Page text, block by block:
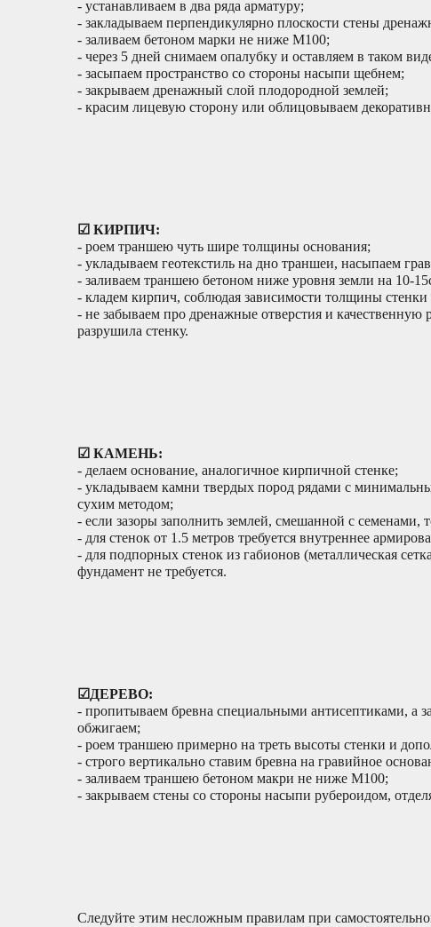
- устанавливаем в два ряда арматуру;
- закладываем перпендикулярно плоскости стены
- заливаем бетоном марки не ниже М100;
- через 5 дней снимаем опалубку и оставляем в таком
- засыпаем пространство со стороны насыпи щебнем;
- закрываем дренажный слой плодородной землей;
- красим лицевую сторону или облицовываем
☑ КИРПИЧ:
- роем траншею чуть шире толщины основания;
- укладываем геотекстиль на дно траншеи, насыпаем
- заливаем траншею бетоном ниже уровня земли на 10-
- кладем кирпич, соблюдая зависимости толщины стенки
- не забываем про дренажные отверстия и
разрушила стенку.
☑ КАМЕНЬ:
- делаем основание, аналогичное кирпичной стенке;
- укладываем камни твердых пород рядами с
сухим методом;
- если зазоры заполнить землей, смешанной с семенами,
- для стенок от 1.5 метров требуется внутреннее
- для подпорных стенок из габионов (металлическая
фундамент не требуется.
☑ДЕРЕВО:
- пропитываем бревна специальными антисептиками, а
обжигаем;
- роем траншею примерно на треть высоты стенки и
- строго вертикально ставим бревна на гравийное
- заливаем траншею бетоном макри не ниже М100;
- закрываем стены со стороны насыпи рубероидом,
Следуйте этим несложным правилам при